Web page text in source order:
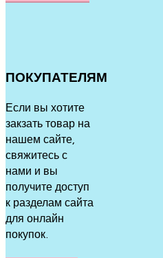
ПОКУПАТЕЛЯМ
Если вы хотите
закзать товар на
нашем сайте,
свяжитесь с
нами и вы
получите доступ
к разделам сайта
для онлайн
покупок.